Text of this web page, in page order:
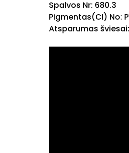
Spalvos Nr: 680.3
Pigmentas(CI) No:
Atsparumas